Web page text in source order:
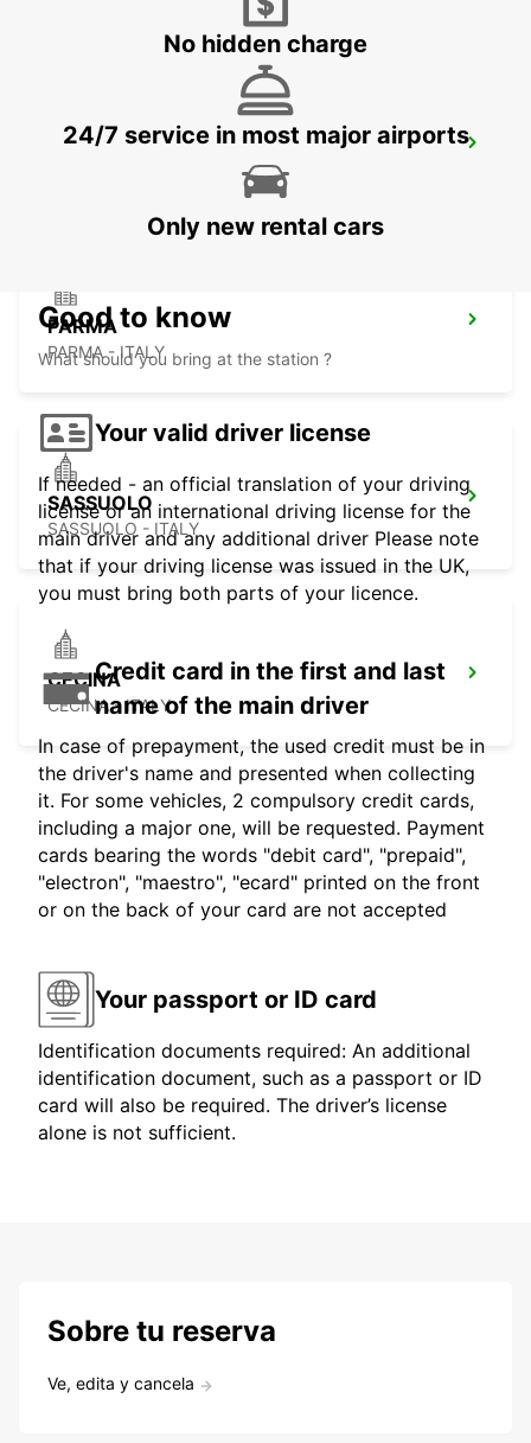
GENOA AIRPORT
PARMA
PARMA - ITALY
SASSUOLO
SASSUOLO - ITALY
CECINA
CECINA - ITALY
No hidden charge
24/7 service in most major airports
Only new rental cars
Good to know
What should you bring at the station ?
Your valid driver license
If needed - an official translation of your driving
license or an international driving license for the
main driver and any additional driver Please note
that if your driving license was issued in the UK,
you must bring both parts of your licence.
Credit card in the first and last
name of the main driver
In case of prepayment, the used credit must be in
the driver's name and presented when collecting
it. For some vehicles, 2 compulsory credit cards,
including a major one, will be requested. Payment
cards bearing the words "debit card", "prepaid",
"electron", "maestro", "ecard" printed on the front
or on the back of your card are not accepted
Your passport or ID card
Identification documents required: An additional
identification document, such as a passport or ID
card will also be required. The driver’s license
alone is not sufficient.
Sobre tu reserva
Ve, edita y cancela